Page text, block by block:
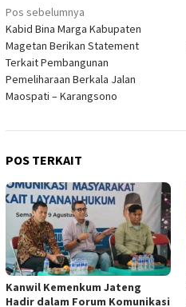
Navigasi
pos
Pos sebelumnya
Kabid Bina Marga Kabupaten
Magetan Berikan Statement
Terkait Pembangunan
Pemeliharaan Berkala Jalan
Maospati – Karangsono
POS TERKAIT
Kanwil Kemenkum Jateng
Hadir dalam Forum Komunikasi